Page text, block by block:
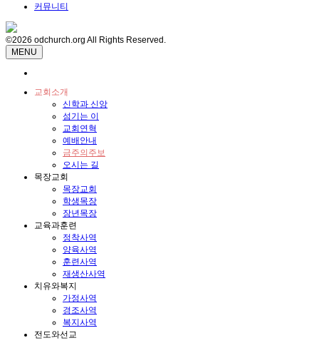
커뮤니티
©2026 odchurch.org All Rights Reserved.
MENU
교회소개
신학과 신앙
섬기는 이
교회연혁
예배안내
금주의주보
오시는 길
목장교회
목장교회
학생목장
장년목장
교육과훈련
정착사역
양육사역
훈련사역
재생산사역
치유와복지
가정사역
경조사역
복지사역
전도와선교